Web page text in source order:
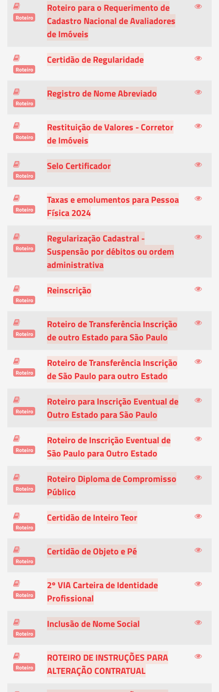
Roteiro
Roteiro para o Requerimento de
Cadastro Nacional de Avaliadores
de Imóveis
Roteiro
Certidão de Regularidade
Roteiro
Registro de Nome Abreviado
Roteiro
Restituição de Valores - Corretor
de Imóveis
Roteiro
Selo Certificador
Roteiro
Taxas e emolumentos para Pessoa
Física 2024
Roteiro
Regularização Cadastral -
Suspensão por débitos ou ordem
administrativa
Roteiro
Reinscrição
Roteiro
Roteiro de Transferência Inscrição
de outro Estado para São Paulo
Roteiro
Roteiro de Transferência Inscrição
de São Paulo para outro Estado
Roteiro
Roteiro para Inscrição Eventual de
Outro Estado para São Paulo
Roteiro
Roteiro de Inscrição Eventual de
São Paulo para Outro Estado
Roteiro
Roteiro Diploma de Compromisso
Público
Roteiro
Certidão de Inteiro Teor
Roteiro
Certidão de Objeto e Pé
Roteiro
2º VIA Carteira de Identidade
Profissional
Roteiro
Inclusão de Nome Social
Roteiro
ROTEIRO DE INSTRUÇÕES PARA
ALTERAÇÃO CONTRATUAL